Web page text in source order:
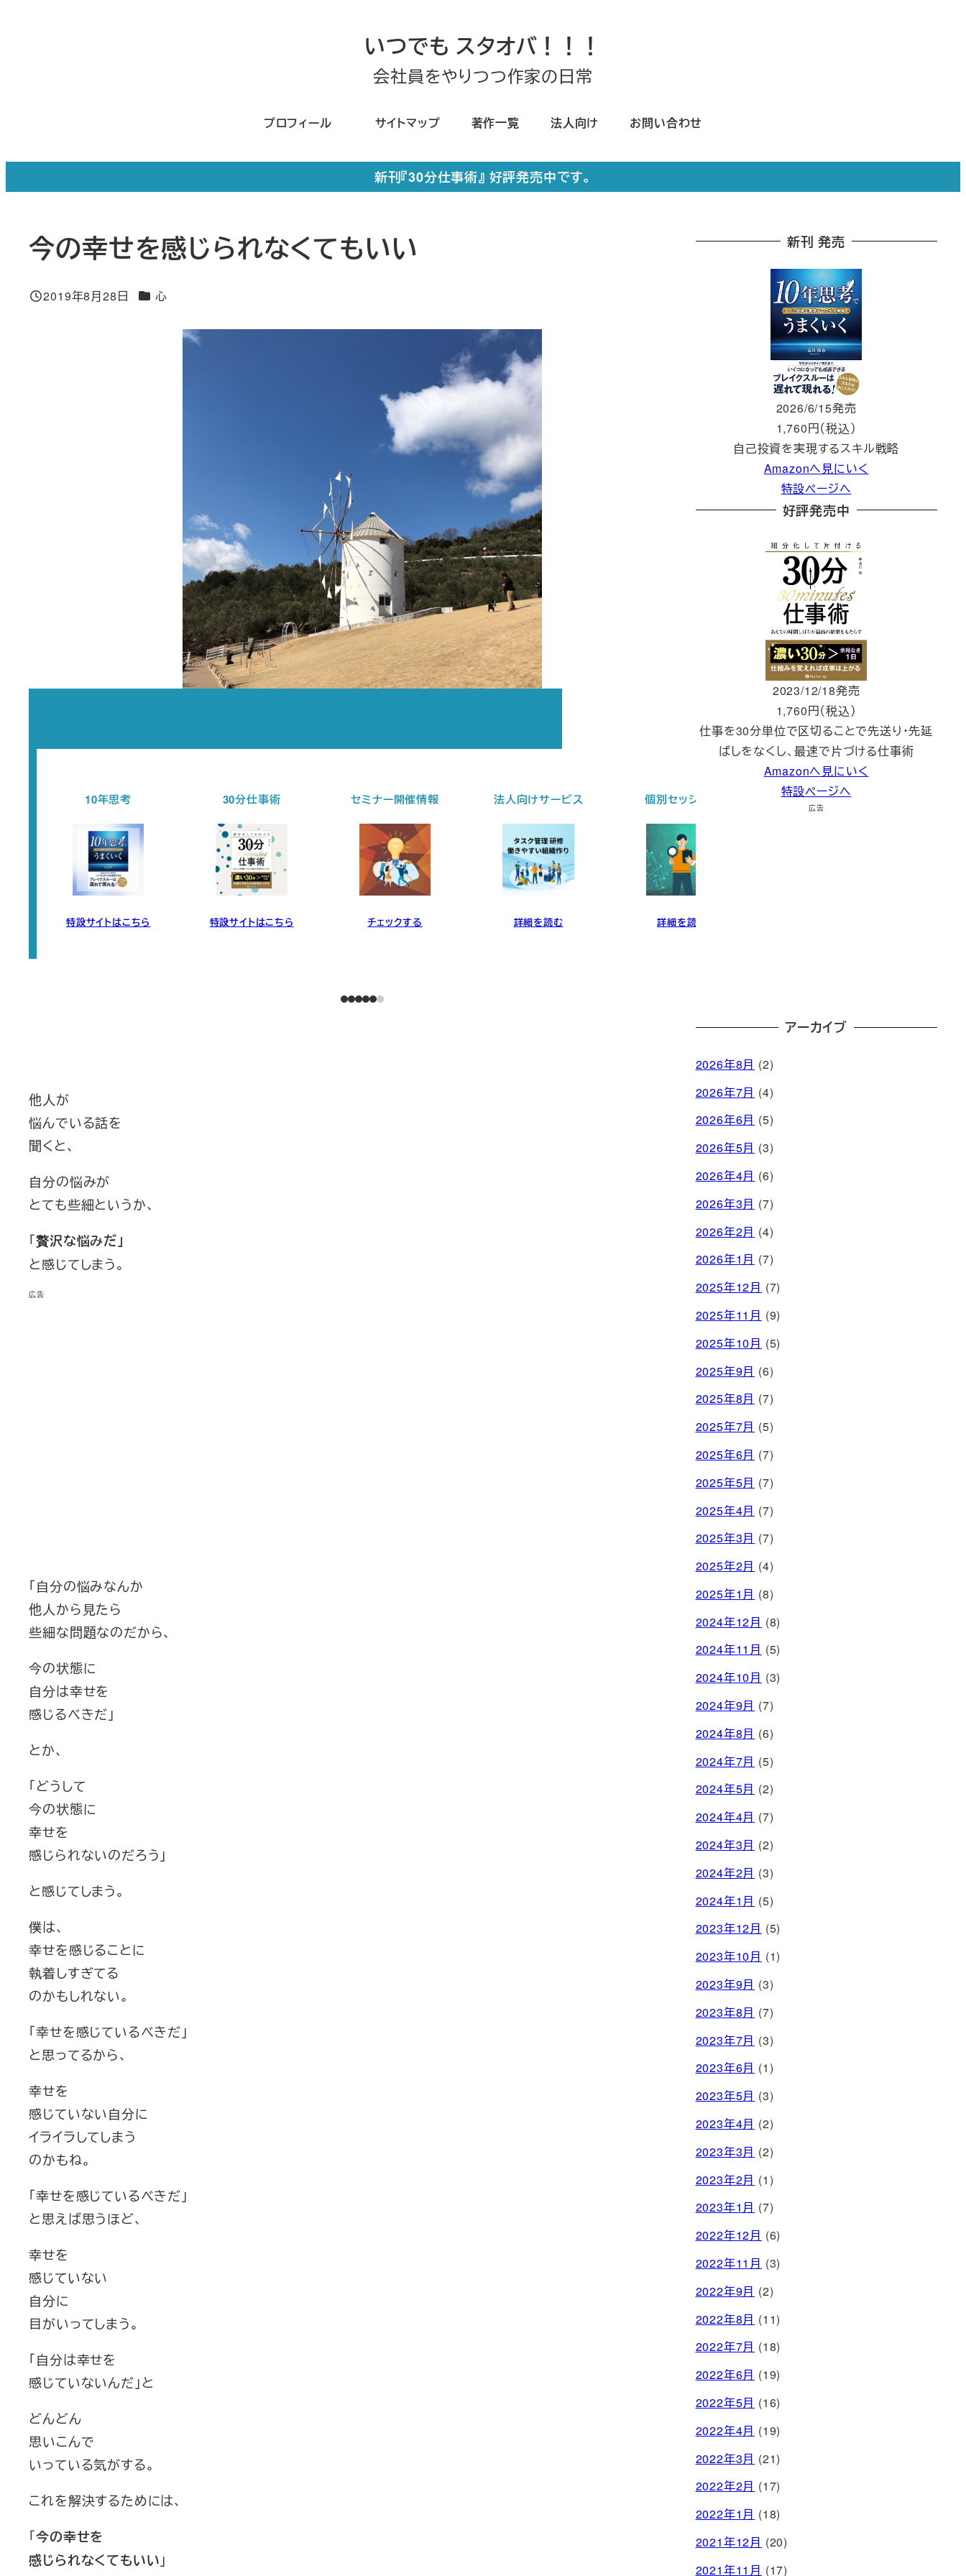
いつでも スタオバ！！！
会社員をやりつつ作家の日常
プロフィール サイトマップ 著作一覧 法人向け お問い合わせ
新刊『30分仕事術』 好評発売中です。
今の幸せを感じられなくてもいい
投稿日
2019年8月28日 カテゴリー
心
特設サイトはこちら 特設サイトはこちら
セミナー開催情報 法人向けサービス 個別セッション お問い合わせ
他人が
悩んでいる話を
聞くと、
自分の悩みが
とても些細というか、
「贅沢な悩みだ」
と感じてしまう。
広告
「自分の悩みなんか
他人から見たら
些細な問題なのだから、
今の状態に
自分は幸せを
感じるべきだ」
とか、
「どうして
今の状態に
幸せを
感じられないのだろう」
と感じてしまう。
僕は、
幸せを感じることに
執着しすぎてる
のかもしれない。
「幸せを感じているべきだ」
と思ってるから、
幸せを
感じていない自分に
イライラしてしまう
のかもね。
「幸せを感じているべきだ」
と思えば思うほど、
幸せを
感じていない
自分に
目がいってしまう。
「自分は幸せを
感じていないんだ」と
どんどん
思いこんで
いっている気がする。
これを解決するためには、
「今の幸せを
感じられなくてもいい 」
新刊 発売
2026/6/15発売
1,760円（税込）
自己投資を実現するスキル戦略
Amazonへ見にいく
特設ページへ
好評発売中
2023/12/18発売
1,760円（税込）
仕事を30分単位で区切ることで先送り・先延
ばしをなくし、最速で片づける仕事術
Amazonへ見にいく
特設ページへ
広告
アーカイブ
2026年8月 (2)
2026年7月 (4)
2026年6月 (5)
2026年5月 (3)
2026年4月 (6)
2026年3月 (7)
2026年2月 (4)
2026年1月 (7)
2025年12月 (7)
2025年11月 (9)
2025年10月 (5)
2025年9月 (6)
2025年8月 (7)
2025年7月 (5)
2025年6月 (7)
2025年5月 (7)
2025年4月 (7)
2025年3月 (7)
2025年2月 (4)
2025年1月 (8)
2024年12月 (8)
2024年11月 (5)
2024年10月 (3)
2024年9月 (7)
2024年8月 (6)
2024年7月 (5)
2024年5月 (2)
2024年4月 (7)
2024年3月 (2)
2024年2月 (3)
2024年1月 (5)
2023年12月 (5)
2023年10月 (1)
2023年9月 (3)
2023年8月 (7)
2023年7月 (3)
2023年6月 (1)
2023年5月 (3)
2023年4月 (2)
2023年3月 (2)
2023年2月 (1)
2023年1月 (7)
2022年12月 (6)
2022年11月 (3)
2022年9月 (2)
2022年8月 (11)
2022年7月 (18)
2022年6月 (19)
2022年5月 (16)
2022年4月 (19)
2022年3月 (21)
2022年2月 (17)
2022年1月 (18)
2021年12月 (20)
2021年11月 (17)